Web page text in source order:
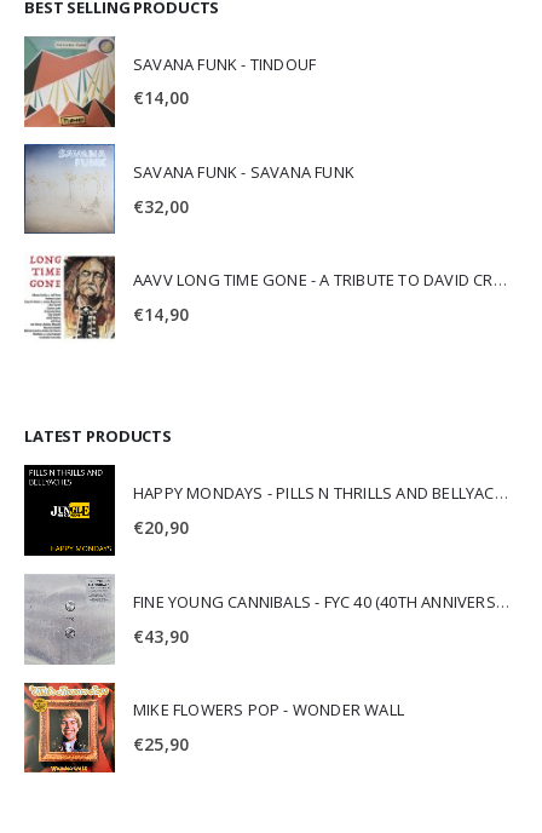
BEST SELLING PRODUCTS
SAVANA FUNK - TINDOUF
€14,00
SAVANA FUNK - SAVANA FUNK
€32,00
AAVV LONG TIME GONE - A TRIBUTE TO DAVID CROSBY
€14,90
LATEST PRODUCTS
HAPPY MONDAYS - PILLS N THRILLS AND BELLYACHES
€20,90
FINE YOUNG CANNIBALS - FYC 40 (40TH ANNIVERSARY)
€43,90
MIKE FLOWERS POP - WONDER WALL
€25,90